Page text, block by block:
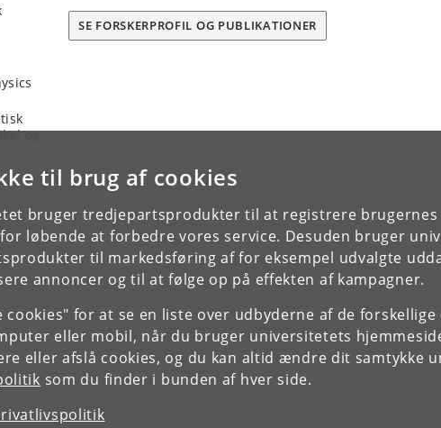
til brug af cookies
bruger tredjepartsprodukter til at registrere
løbende at forbedre vores service. Desuden bruger
til markedsføring af for eksempel udvalgte
annoncer og til at følge op på effekten af kampagner.
cookies" for at se en liste over udbyderne af de
eller mobil, når du bruger universitetets
eller afslå cookies, og du kan altid ændre dit samtykke
som du finder i bunden af hver side.
og
SE FORSKERPROFIL OG PUBLIKATIONER